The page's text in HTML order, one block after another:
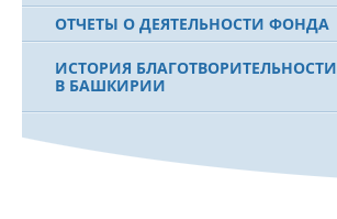
ОТЧЕТЫ О ДЕЯТЕЛЬНОСТИ ФОНДА
ИСТОРИЯ БЛАГОТВОРИТЕЛЬНОСТИ
В БАШКИРИИ
МУРТАЗЕ РАХИМОВЕ